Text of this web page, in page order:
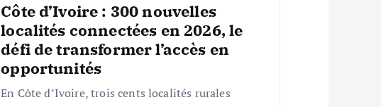
Côte d’Ivoire : 300 nouvelles
localités connectées en 2026, le
défi de transformer l’accès en
opportunités
En Côte d’Ivoire, trois cents localités rurales